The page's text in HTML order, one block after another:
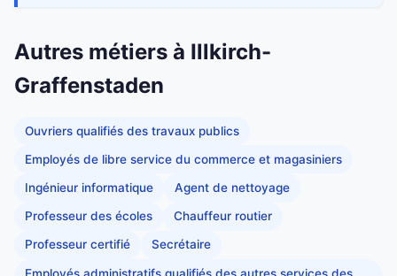
Autres métiers à Illkirch-
Graffenstaden
Ouvriers qualifiés des travaux publics
Employés de libre service du commerce et magasiniers
Ingénieur informatique Agent de nettoyage
Professeur des écoles Chauffeur routier
Professeur certifié Secrétaire
Employés administratifs qualifiés des autres services des